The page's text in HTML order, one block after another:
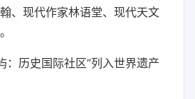
、现代作家林语堂、现代天文
历史国际社区”列入世界遗产